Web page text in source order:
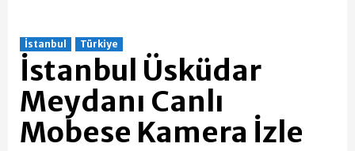
İstanbul Türkiye
İstanbul Üsküdar
Meydanı Canlı
Mobese Kamera İzle